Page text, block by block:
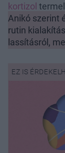
kortizol
Anikó szerint
rutin
lassításról,